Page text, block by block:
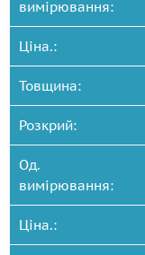
вимірювання:
Ціна.:
Товщина:
Розкрий:
Од.
вимірювання:
Ціна.: